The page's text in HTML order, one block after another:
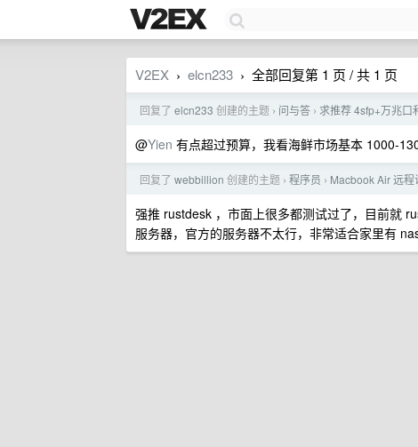
V2EX › elcn233 › 全部回复第 1 页 / 共 1 页
回复了 elcn233 创建的主题 › 问与答 › 求推荐 4sfp+万兆口
@Yien 有点超过预算，我看海鲜市场基本 1000-
回复了 webbillion 创建的主题 › 程序员 › Macbook Air 远程
强推 rustdesk ，市面上很多都测试过了，目前就
服务器，官方的服务器不太行，非常适合家里有